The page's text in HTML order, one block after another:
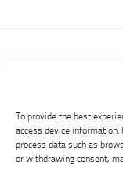
To provide the best
access device
process data such as
or withdrawing consent,